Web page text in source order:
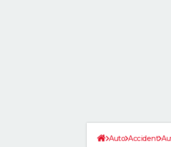
Auto Accident